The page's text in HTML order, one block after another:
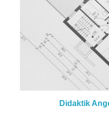
Didaktik